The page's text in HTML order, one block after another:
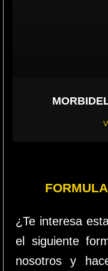
¿Te interesa
el siguiente
nosotros y